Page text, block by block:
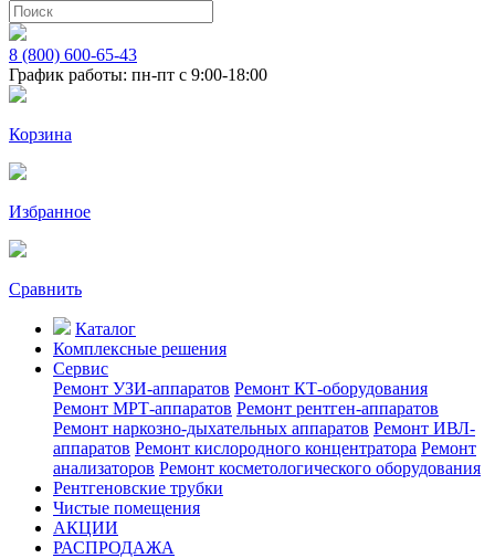
8 (800) 600-65-43
График работы: пн-пт с 9:00-18:00
Корзина
Избранное
Сравнить
Каталог
Комплексные решения
Сервис
Ремонт УЗИ-аппаратов Ремонт КТ-оборудования
Ремонт МРТ-аппаратов Ремонт рентген-аппаратов
Ремонт наркозно-дыхательных аппаратов Ремонт ИВЛ-
аппаратов Ремонт кислородного концентратора Ремонт
анализаторов Ремонт косметологического оборудования
Рентгеновские трубки
Чистые помещения
АКЦИИ
РАСПРОДАЖА